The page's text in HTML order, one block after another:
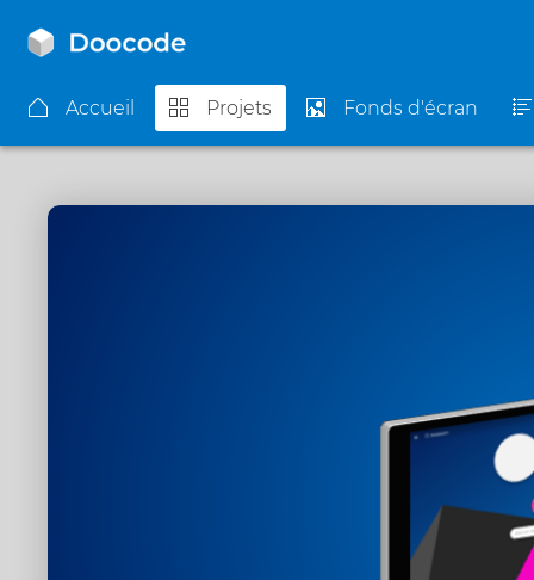
Accueil Projets Fonds d'écran